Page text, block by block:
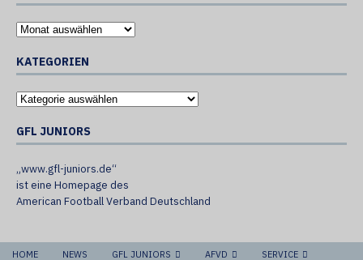
KATEGORIEN
GFL JUNIORS
„www.gfl-juniors.de“
ist eine Homepage des
American Football Verband Deutschland
HOME NEWS GFL JUNIORS AFVD SERVICE